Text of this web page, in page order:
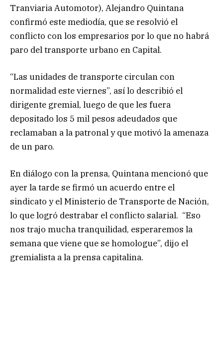
Tranviaria Automotor), Alejandro Quintana
confirmó este mediodía, que se resolvió el
conflicto con los empresarios por lo que no habrá
paro del transporte urbano en Capital.
“Las unidades de transporte circulan con
normalidad este viernes”, así lo describió el
dirigente gremial, luego de que les fuera
depositado los 5 mil pesos adeudados que
reclamaban a la patronal y que motivó la amenaza
de un paro.
En diálogo con la prensa, Quintana mencionó que
ayer la tarde se firmó un acuerdo entre el
sindicato y el Ministerio de Transporte de Nación,
lo que logró destrabar el conflicto salarial. “Eso
nos trajo mucha tranquilidad, esperaremos la
semana que viene que se homologue”, dijo el
gremialista a la prensa capitalina.